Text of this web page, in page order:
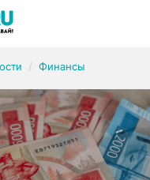
Финансы